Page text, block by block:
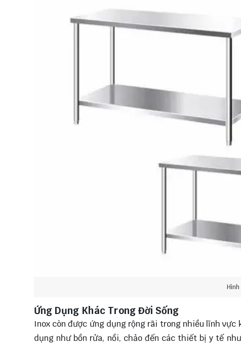
Ứng Dụng Khác Trong Đời Sống
Inox còn được ứng dụng rộng rãi trong nhiều lĩnh vực
dụng như bồn rửa, nồi, chảo đến các thiết bị y tế